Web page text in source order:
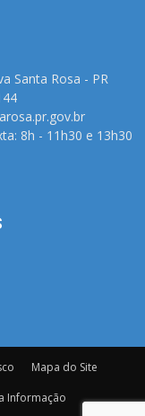
Santa Rosa - PR
8h - 11h30 e 13h30
Mapa do Site
Informação